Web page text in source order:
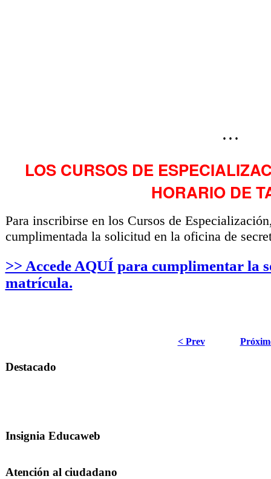
···
LOS CURSOS DE
HORARIO DE
Para inscribirse en los Cursos de
cumplimentada la solicitud en la oficina de
>> Accede AQUÍ para cumplimentar la
matrícula.
< Prev
Destacado
Insignia Educaweb
Atención al ciudadano